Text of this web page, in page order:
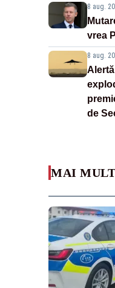
8 aug.
vrea
8 aug.
de
MAI